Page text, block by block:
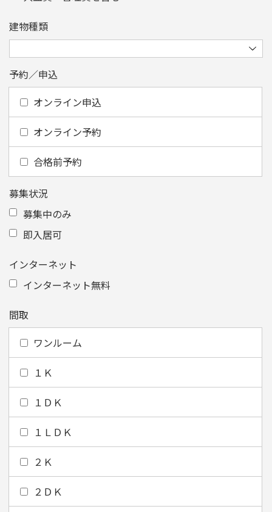
建物種類
予約／申込
オンライン申込
オンライン予約
合格前予約
募集状況
募集中のみ
即入居可
インターネット
インターネット無料
間取
ワンルーム
１Ｋ
１ＤＫ
１ＬＤＫ
２Ｋ
２ＤＫ